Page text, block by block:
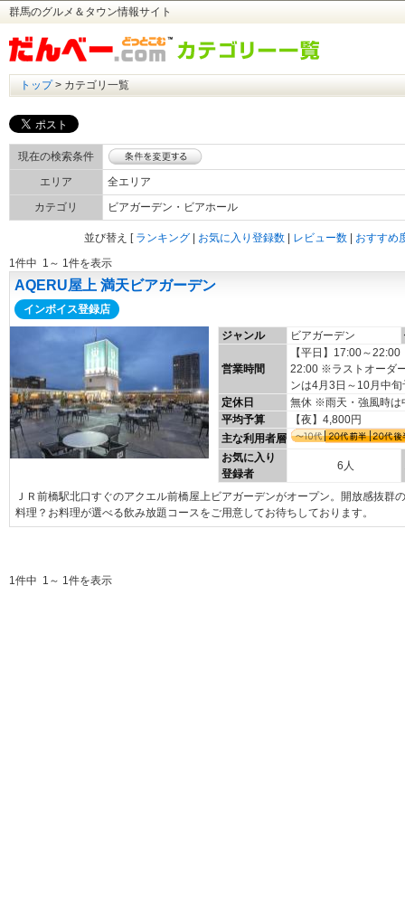
群馬のグルメ＆タウン情報サイト
トップ> カテゴリ一覧
現在の検索条件
エリア
全エリア
カテゴリ
ビアガーデン・ビアホール
おすすめ
レビュー数
お気に入り登録数
ランキング
[
並び替え
1件中 1～ 1件を表示
AQERU屋上 満天ビアガーデン
インボイス登録店
ジャンル ビアガーデン
営業時間
【平日】17:00～
22:00 ※ラストオーダ
ンは4月3日～10月中旬
定休日
無休 ※雨天・強風時は
平均予算
【夜】4,800円
主な利用者層
お気に入り
登録者
6人
ＪＲ前橋駅北口すぐのアクエル前橋屋上ビアガーデンがオープン。開放感抜群
料理？お料理が選べる飲み放題コースをご用意してお待ちしております。
1件中 1～ 1件を表示